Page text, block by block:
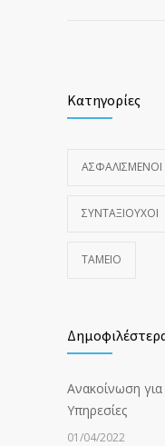
Κατηγορίες
ΑΣΦΑΛΙΣΜΕΝΟΙ
ΣΥΝΤΑΞΙΟΥΧΟΙ
ΤΑΜΕΙΟ
Ανακοίνωση για
Υπηρεσίες
01/04/2022